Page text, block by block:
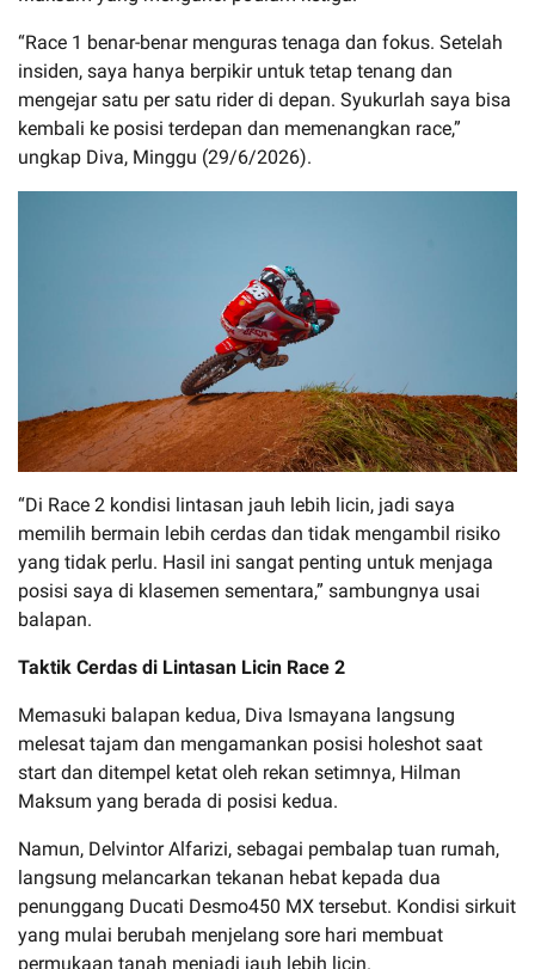
“Race 1 benar-benar menguras tenaga dan fokus. Setelah
insiden, saya hanya berpikir untuk tetap tenang dan
mengejar satu per satu rider di depan. Syukurlah saya bisa
kembali ke posisi terdepan dan memenangkan race,”
ungkap Diva, Minggu (29/6/2026).
“Di Race 2 kondisi lintasan jauh lebih licin, jadi saya
memilih bermain lebih cerdas dan tidak mengambil risiko
yang tidak perlu. Hasil ini sangat penting untuk menjaga
posisi saya di klasemen sementara,” sambungnya usai
balapan.
Taktik Cerdas di Lintasan Licin Race 2
Memasuki balapan kedua, Diva Ismayana langsung
melesat tajam dan mengamankan posisi holeshot saat
start dan ditempel ketat oleh rekan setimnya, Hilman
Maksum yang berada di posisi kedua.
Namun, Delvintor Alfarizi, sebagai pembalap tuan rumah,
langsung melancarkan tekanan hebat kepada dua
penunggang Ducati Desmo450 MX tersebut. Kondisi sirkuit
yang mulai berubah menjelang sore hari membuat
permukaan tanah menjadi jauh lebih licin.